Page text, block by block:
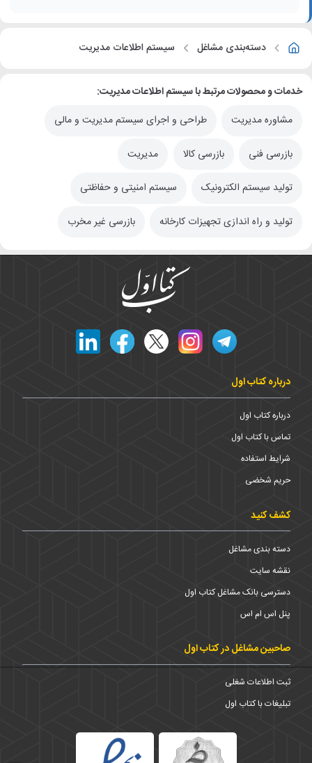
دسته‌بندی مشاغل سیستم اطلاعات مدیریت
خدمات و محصولات مرتبط با سیستم اطلاعات مدیریت:
مشاوره مدیریت
طراحی و اجرای سیستم مدیریت و مالی
بازرسی فنی بازرسی کالا مدیریت
تولید سیستم الکترونیک سیستم امنیتی و حفاظتی
تولید و راه اندازی تجهیزات کارخانه بازرسی غیر مخرب
درباره کتاب اول
درباره کتاب اول
تماس با کتاب اول
شرایط استفاده
حریم شخضی
کشف کنید
دسته بندی مشاغل
نقشه سایت
دسترسی بانک مشاغل کتاب اول
پنل اس ام اس
صاحبین مشاغل در کتاب اول
ثبت اطلاعات شغلی
تبلیغات با کتاب اول